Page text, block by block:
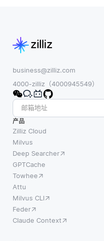
business@zilliz.com
4000-zilliz（4000945549）
产品
Zilliz Cloud
Milvus
Deep Searcher
GPTCache
Towhee
Attu
Milvus CLI
Feder
Claude Context